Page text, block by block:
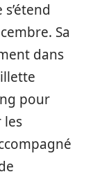
Sa
dans
pour
les